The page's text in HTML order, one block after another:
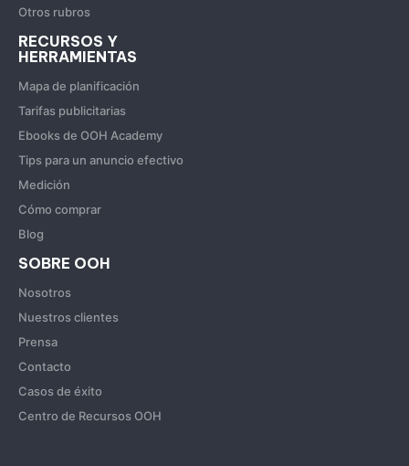
Otros rubros
RECURSOS Y
HERRAMIENTAS
Mapa de planificación
Tarifas publicitarias
Ebooks de OOH Academy
Tips para un anuncio efectivo
Medición
Cómo comprar
Blog
SOBRE OOH
Nosotros
Nuestros clientes
Prensa
Contacto
Casos de éxito
Centro de Recursos OOH